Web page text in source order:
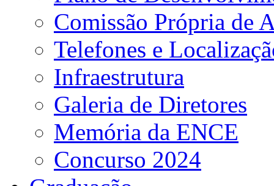
Comissão Própria de
Telefones e
Infraestrutura
Galeria de Diretores
Memória da ENCE
Concurso 2024